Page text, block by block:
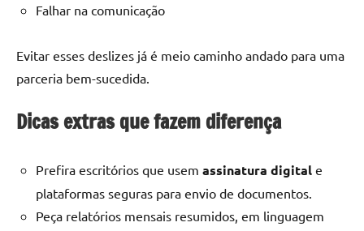
Falhar na comunicação
Evitar esses deslizes já é meio caminho andado para uma
parceria bem-sucedida.
Dicas extras que fazem diferença
Prefira escritórios que usem assinatura digital e
plataformas seguras para envio de documentos.
Peça relatórios mensais resumidos, em linguagem